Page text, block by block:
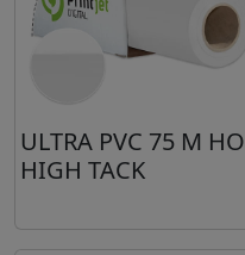
ULTRA PVC 75 M HO
HIGH TACK